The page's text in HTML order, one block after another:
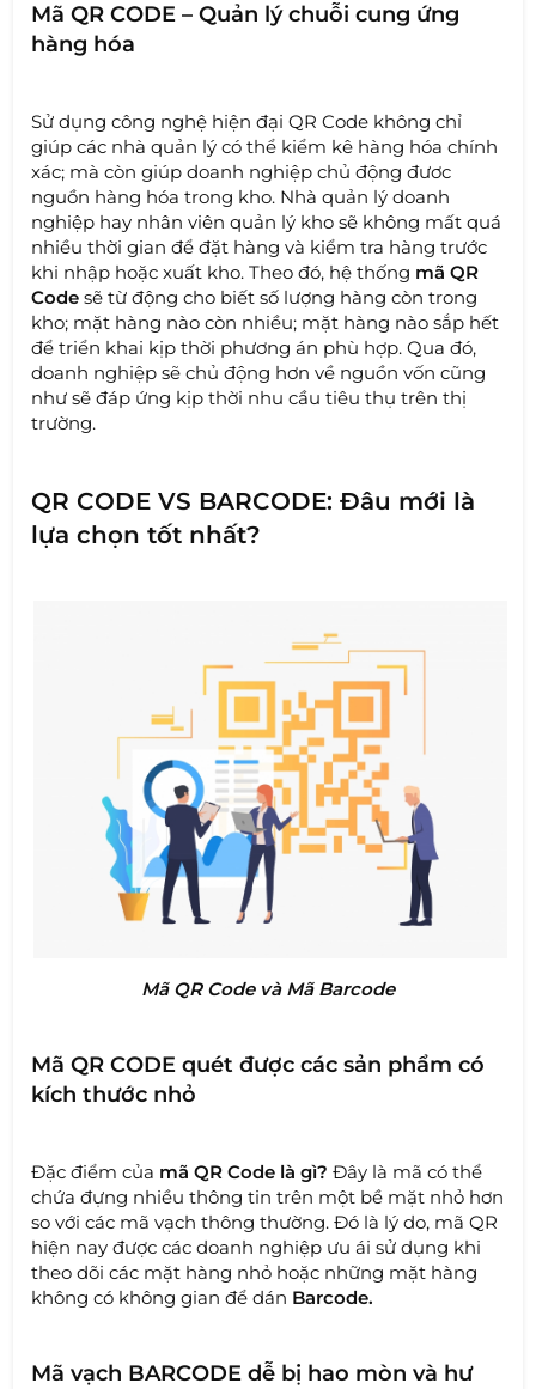
Mã QR CODE – Quản lý chuỗi cung ứng
hàng hóa
Sử dụng công nghệ hiện đại QR Code không chỉ
giúp các nhà quản lý có thể kiểm kê hàng hóa chính
xác; mà còn giúp doanh nghiệp chủ động đươc
nguồn hàng hóa trong kho. Nhà quản lý doanh
nghiệp hay nhân viên quản lý kho sẽ không mất quá
nhiều thời gian để đặt hàng và kiểm tra hàng trước
khi nhập hoặc xuất kho. Theo đó, hệ thống mã QR
Code sẽ từ động cho biết số lượng hàng còn trong
kho; mặt hàng nào còn nhiều; mặt hàng nào sắp hết
để triển khai kịp thời phương án phù hợp. Qua đó,
doanh nghiệp sẽ chủ động hơn về nguồn vốn cũng
như sẽ đáp ứng kịp thời nhu cầu tiêu thụ trên thị
trường.
QR CODE VS BARCODE: Đâu mới là
lựa chọn tốt nhất?
Mã QR Code và Mã Barcode
Mã QR CODE quét được các sản phẩm có
kích thước nhỏ
Đặc điểm của mã QR Code là gì? Đây là mã có thể
chứa đựng nhiều thông tin trên một bề mặt nhỏ hơn
so với các mã vạch thông thường. Đó là lý do, mã QR
hiện nay được các doanh nghiệp ưu ái sử dụng khi
theo dõi các mặt hàng nhỏ hoặc những mặt hàng
không có không gian để dán Barcode.
Mã vạch BARCODE dễ bị hao mòn và hư